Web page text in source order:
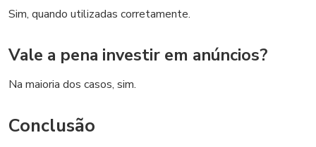
Sim, quando utilizadas corretamente.
Vale a pena investir em anúncios?
Na maioria dos casos, sim.
Conclusão